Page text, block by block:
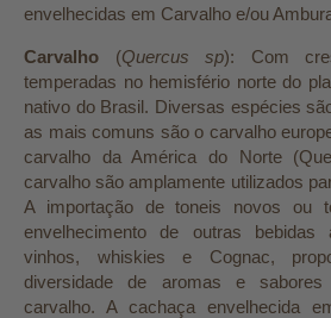
envelhecidas em Carvalho e/ou
Carvalho (Quercus sp): Com
temperadas no hemisfério norte do
nativo do Brasil. Diversas espécies
as mais comuns são o carvalho
carvalho da América do Norte
carvalho são amplamente utilizados
A importação de toneis novos ou
envelhecimento de outras bebidas
vinhos, whiskies e Cognac,
diversidade de aromas e
carvalho. A cachaça envelhecida